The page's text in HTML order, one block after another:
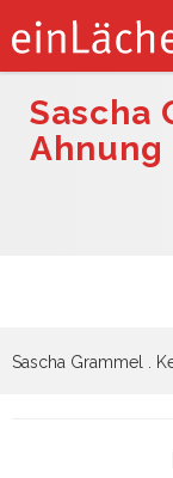
Sascha
Ahnung
Sascha Grammel .